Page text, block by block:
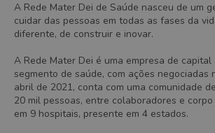
A Rede Mater Dei de Saúde nasceu de um
cuidar das pessoas em todas as fases da
diferente, de construir e inovar.
A Rede Mater Dei é uma empresa de capital
segmento de saúde, com ações negociadas
abril de 2021, conta com uma comunidade
20 mil pessoas, entre colaboradores e
em 9 hospitais, presente em 4 estados.